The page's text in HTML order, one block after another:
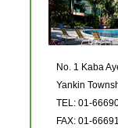
No. 1 Kaba
Yankin
TEL: 01-
FAX: 01-